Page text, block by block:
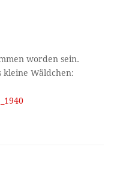
worden sein.
kleine Wäldchen: